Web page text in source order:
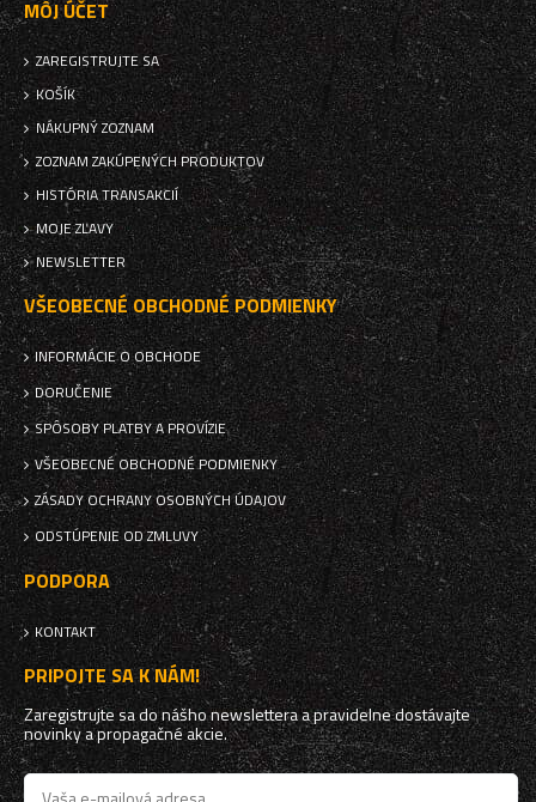
MÔJ ÚČET
ZAREGISTRUJTE SA
KOŠÍK
NÁKUPNÝ ZOZNAM
ZOZNAM ZAKÚPENÝCH PRODUKTOV
HISTÓRIA TRANSAKCIÍ
MOJE ZĽAVY
NEWSLETTER
VŠEOBECNÉ OBCHODNÉ PODMIENKY
INFORMÁCIE O OBCHODE
DORUČENIE
SPÔSOBY PLATBY A PROVÍZIE
VŠEOBECNÉ OBCHODNÉ PODMIENKY
ZÁSADY OCHRANY OSOBNÝCH ÚDAJOV
ODSTÚPENIE OD ZMLUVY
PODPORA
KONTAKT
PRIPOJTE SA K NÁM!
Zaregistrujte sa do nášho newslettera a pravidelne dostávajte
novinky a propagačné akcie.